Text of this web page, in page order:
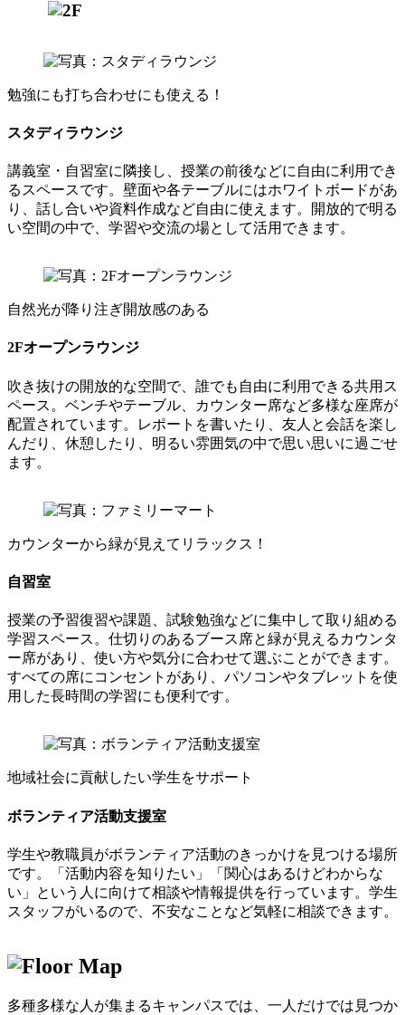
勉強にも打ち合わせにも使える！
スタディラウンジ
講義室・自習室に隣接し、授業の前後などに自由に利用でき
るスペースです。壁面や各テーブルにはホワイトボードがあ
り、話し合いや資料作成など自由に使えます。開放的で明る
い空間の中で、学習や交流の場として活用できます。
自然光が降り注ぎ開放感のある
2Fオープンラウンジ
吹き抜けの開放的な空間で、誰でも自由に利用できる共用ス
ペース。ベンチやテーブル、カウンター席など多様な座席が
配置されています。レポートを書いたり、友人と会話を楽し
んだり、休憩したり、明るい雰囲気の中で思い思いに過ごせ
ます。
カウンターから緑が見えてリラックス！
自習室
授業の予習復習や課題、試験勉強などに集中して取り組める
学習スペース。仕切りのあるブース席と緑が見えるカウンタ
ー席があり、使い方や気分に合わせて選ぶことができます。
すべての席にコンセントがあり、パソコンやタブレットを使
用した長時間の学習にも便利です。
地域社会に貢献したい学生をサポート
ボランティア活動支援室
学生や教職員がボランティア活動のきっかけを見つける場所
です。「活動内容を知りたい」「関心はあるけどわからな
い」という人に向けて相談や情報提供を行っています。学生
スタッフがいるので、不安なことなど気軽に相談できます。
多種多様な人が集まるキャンパスでは、一人だけでは見つか